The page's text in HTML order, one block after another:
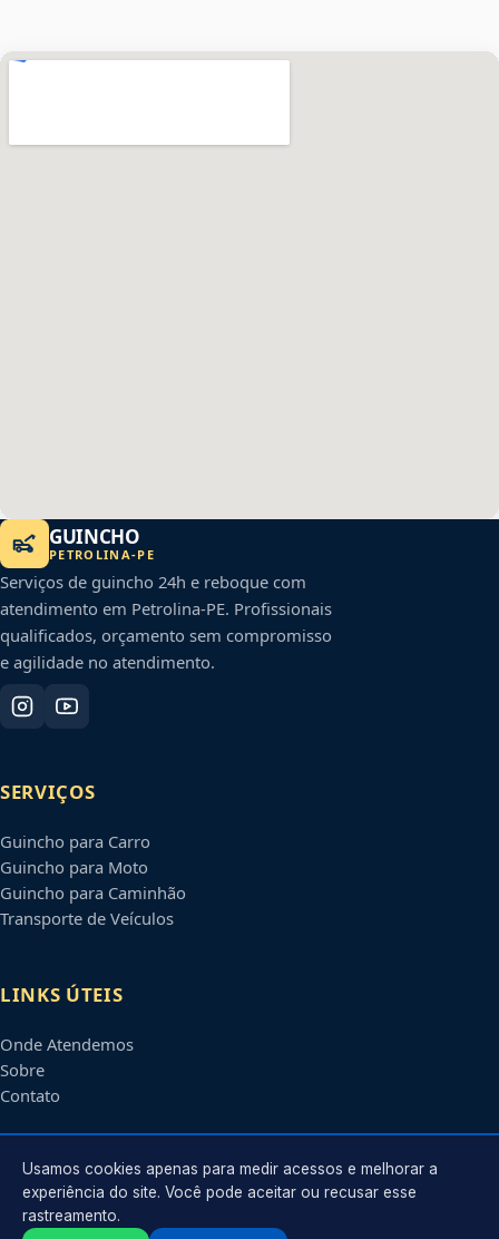
GUINCHO
PETROLINA-PE
Serviços de guincho 24h e reboque com
atendimento em Petrolina-PE. Profissionais
qualificados, orçamento sem compromisso
e agilidade no atendimento.
SERVIÇOS
Guincho para Carro
Guincho para Moto
Guincho para Caminhão
Transporte de Veículos
LINKS ÚTEIS
Onde Atendemos
Sobre
Contato
CONTATO
Atendimento em
Usamos cookies apenas para medir acessos e melhorar a
experiência do site. Você pode aceitar ou recusar esse
rastreamento.